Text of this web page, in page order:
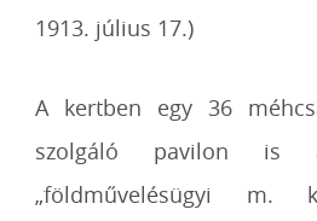
1913. július 17.)
A kertben egy 36
szolgáló pavilon is
„földművelésügyi m.